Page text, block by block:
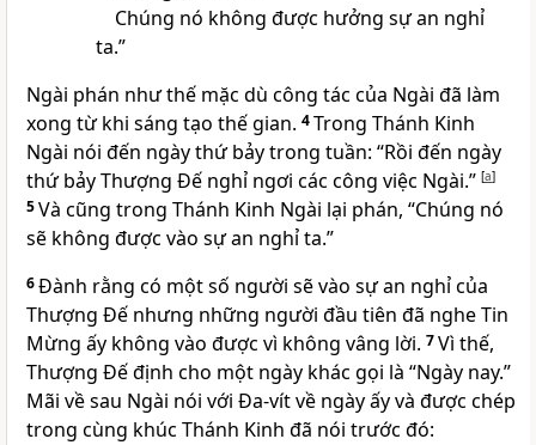
Chúng nó không được hưởng sự an nghỉ
ta.”
Ngài phán như thế mặc dù công tác của Ngài đã làm
xong từ khi sáng tạo thế gian. 4Trong Thánh Kinh
Ngài nói đến ngày thứ bảy trong tuần: “Rồi đến ngày
thứ bảy Thượng Đế nghỉ ngơi các công việc Ngài.” [a]
5Và cũng trong Thánh Kinh Ngài lại phán, “Chúng nó
sẽ không được vào sự an nghỉ ta.”
6Đành rằng có một số người sẽ vào sự an nghỉ của
Thượng Đế nhưng những người đầu tiên đã nghe Tin
Mừng ấy không vào được vì không vâng lời. 7Vì thế,
Thượng Đế định cho một ngày khác gọi là “Ngày nay.”
Mãi về sau Ngài nói với Đa-vít về ngày ấy và được chép
trong cùng khúc Thánh Kinh đã nói trước đó: